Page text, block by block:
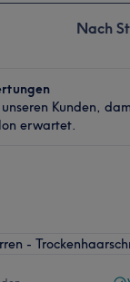
Nach
Kunden,
erwartet.
-